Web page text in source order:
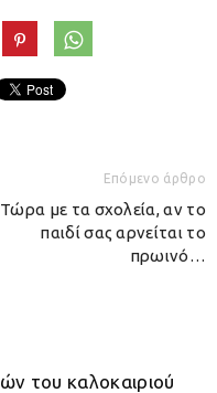
Επόμενο άρθρο
Τώρα με τα σχολεία, αν το
παιδί σας αρνείται το
πρωινό…
του καλοκαιριού